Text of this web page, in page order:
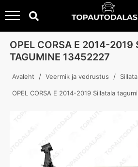
OPEL CORSA E 2014-2019
TAGUMINE 13452227
Avaleht / Veermik ja vedrustus /
OPEL CORSA E 2014-2019 Sillatala